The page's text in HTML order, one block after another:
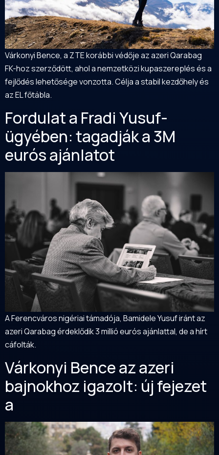
Várkonyi Bence, a ZTE korábbi védője az azeri Qarabag
FK-hoz szerződött, ahol a nemzetközi kupaszereplés és a
fejlődés lehetősége vonzotta. Célja a stabil kezdőhely és
az EL főtábla.
Fordulat a Fradi Yusuf-
ügyében: tagadják a 3M
eurós ajánlatot
A Ferencváros nigériai támadója, Bamidele Yusuf iránt az
azeri Qarabag érdeklődik 3 millió eurós ajánlattal, de a hírt
cáfolták.
Várkonyi Bence az azeri
bajnokhoz igazolt: új fejezet
a